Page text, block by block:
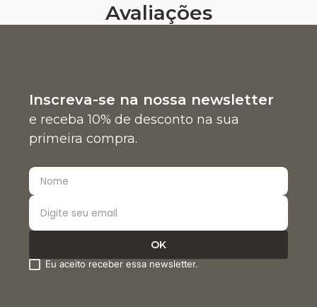
Avaliações
Inscreva-se na nossa newsletter
e receba 10% de desconto na sua
primeira compra.
Eu aceito receber essa newsletter.